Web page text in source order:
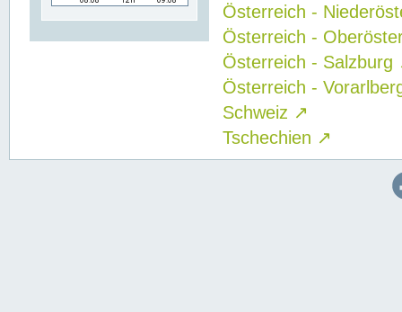
Österreich -
Österreich -
Österreich - Salzburg
Österreich -
Schweiz ↗
Tschechien ↗